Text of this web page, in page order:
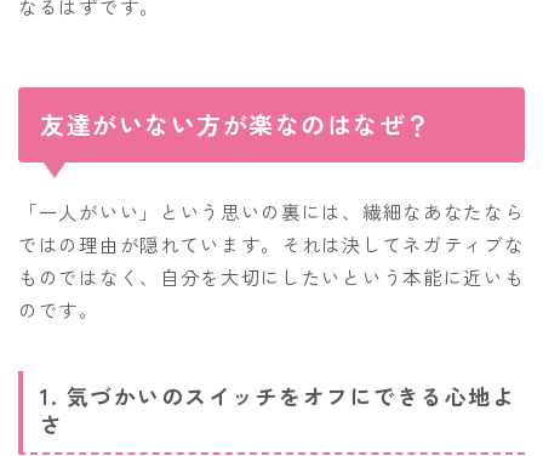
なるはずです。
友達がいない方が楽なのはなぜ？
「一人がいい」という思いの裏には、繊細なあなたなら
ではの理由が隠れています。それは決してネガティブな
ものではなく、自分を大切にしたいという本能に近いも
のです。
1. 気づかいのスイッチをオフにできる心地よ
さ